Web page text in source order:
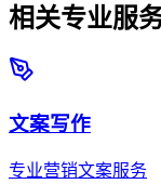
相关专业服
文案写作
专业营销文案服务